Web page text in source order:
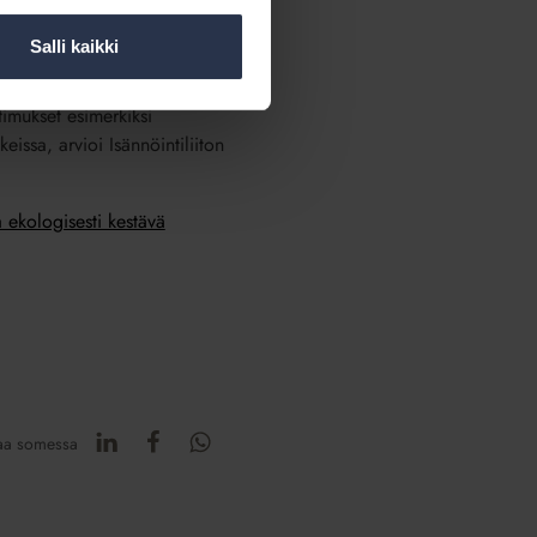
Salli kaikki
ottamista osaksi
uudistukset ovat
esimerkiksi
arvioi Isännöintiliiton
kestävä
somessa